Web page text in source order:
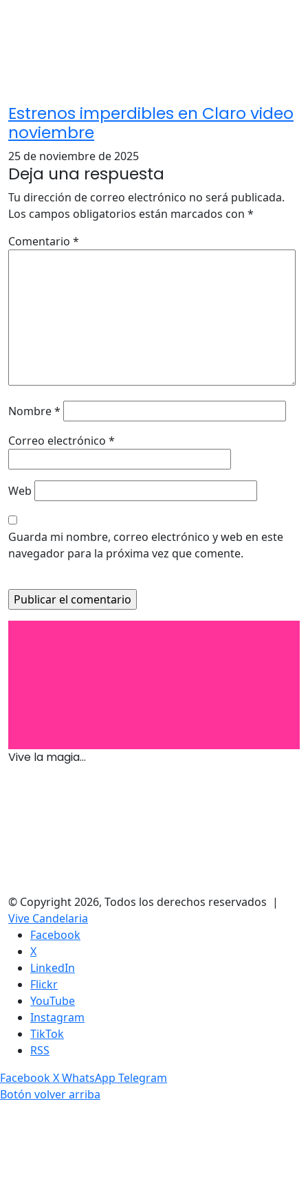
Estrenos imperdibles en Claro video
noviembre
25 de noviembre de 2025
Deja una respuesta
Tu dirección de correo electrónico no será publicada.
Los campos obligatorios están marcados con *
Comentario *
Nombre*
Correo electrónico *
Web
Guarda mi nombre, correo electrónico y web en este
navegador para la próxima vez que comente.
Vive la magia...
© Copyright 2026, Todos los derechos reservados |
Vive Candelaria
Facebook
X
LinkedIn
Flickr
YouTube
Instagram
TikTok
RSS
FacebookXWhatsApp Telegram
Botón volver arriba